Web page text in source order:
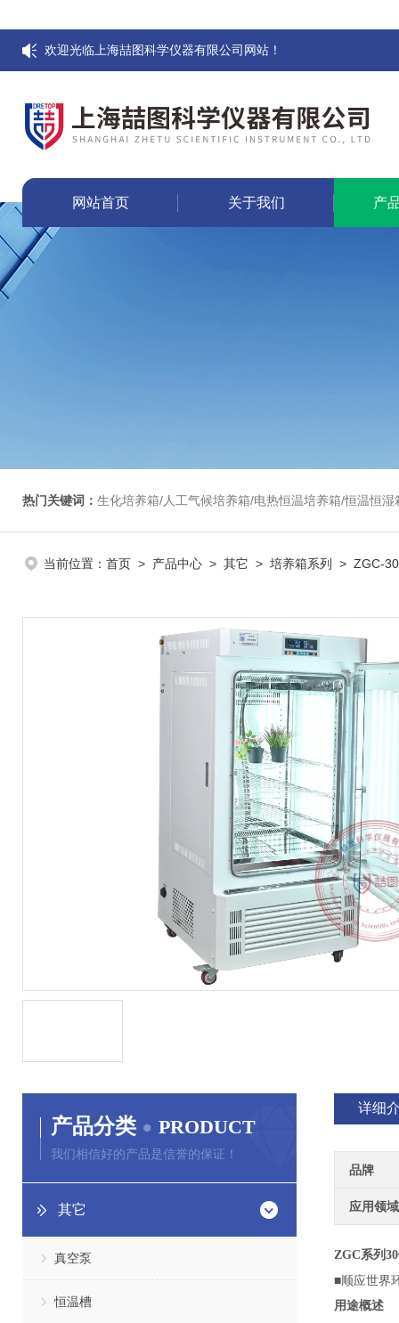
欢迎光临上海喆图科学仪器有限公司网站！
网站首页 关于我们 产
热门关键词： 生化培养箱/人工气候培养箱/电热恒温培养箱/恒温恒湿箱/光照培养箱/二氧化碳培养箱
当前位置： 首页 > 产品中心 > 其它 > 培养箱系列 > ZGC-
产品分类 PRODUCT
我们相信好的产品是信誉的保证！
其它
真空泵
恒温槽
详细
品牌
应用领域
ZGC系列
■顺应世界
用途概述